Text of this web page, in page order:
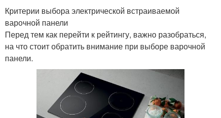
Критерии выбора электрической встраиваемой
варочной панели
Перед тем как перейти к рейтингу, важно разобраться,
на что стоит обратить внимание при выборе варочной
панели.